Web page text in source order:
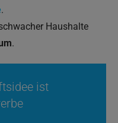
.
Haushalte
.
ist